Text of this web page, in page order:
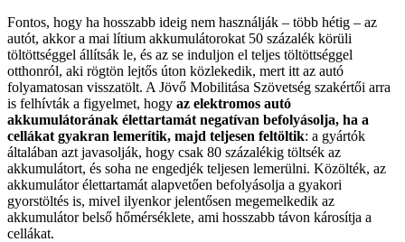
Fontos, hogy ha hosszabb ideig nem használják – több hétig – az
autót, akkor a mai lítium akkumulátorokat 50 százalék körüli
töltöttséggel állítsák le, és az se induljon el teljes töltöttséggel
otthonról, aki rögtön lejtős úton közlekedik, mert itt az autó
folyamatosan visszatölt. A Jövő Mobilitása Szövetség szakértői arra
is felhívták a figyelmet, hogy az elektromos autó
akkumulátorának élettartamát negatívan befolyásolja, ha a
cellákat gyakran lemerítik, majd teljesen feltöltik: a gyártók
általában azt javasolják, hogy csak 80 százalékig töltsék az
akkumulátort, és soha ne engedjék teljesen lemerülni. Közölték, az
akkumulátor élettartamát alapvetően befolyásolja a gyakori
gyorstöltés is, mivel ilyenkor jelentősen megemelkedik az
akkumulátor belső hőmérséklete, ami hosszabb távon károsítja a
cellákat.